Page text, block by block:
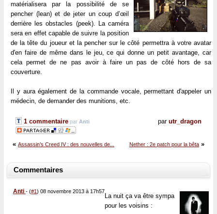
matérialisera par la possibilité de se
pencher (lean) et de jeter un coup d’œil
derrière les obstacles (peek). La caméra
sera en effet capable de suivre la position
de la tête du joueur et la pencher sur le côté permettra à votre avatar
d'en faire de même dans le jeu, ce qui donne un petit avantage, car
cela permet de ne pas avoir à faire un pas de côté hors de sa
couverture.
Il y aura également de la commande vocale, permettant d'appeler un
médecin, de demander des munitions, etc.
par utr_dragon
1 commentaire par Anti
Nether : 2e patch pour la bêta »
« Assassin’s Creed IV : des nouvelles de...
Commentaires
Anti - (#1) 08 novembre 2013 à 17h57
La nuit ça va être sympa
pour les voisins :